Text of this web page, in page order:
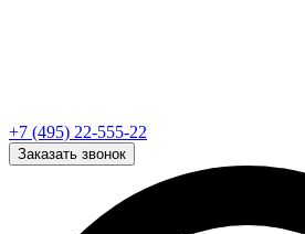
+7 (495) 22-555-22
Заказать звонок